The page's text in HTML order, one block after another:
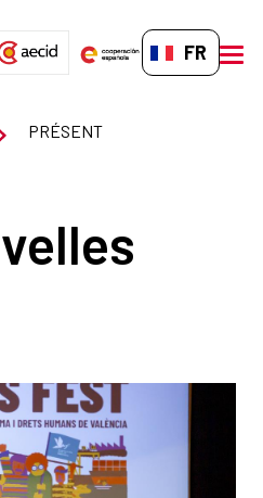
FR-FR
PRÉSENT